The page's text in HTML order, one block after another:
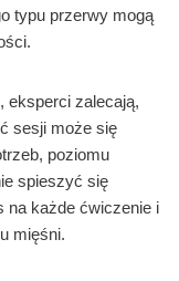
typu przerwy mogą
eksperci zalecają,
sesji może się
poziomu
spieszyć się
na każde ćwiczenie i
mięśni.